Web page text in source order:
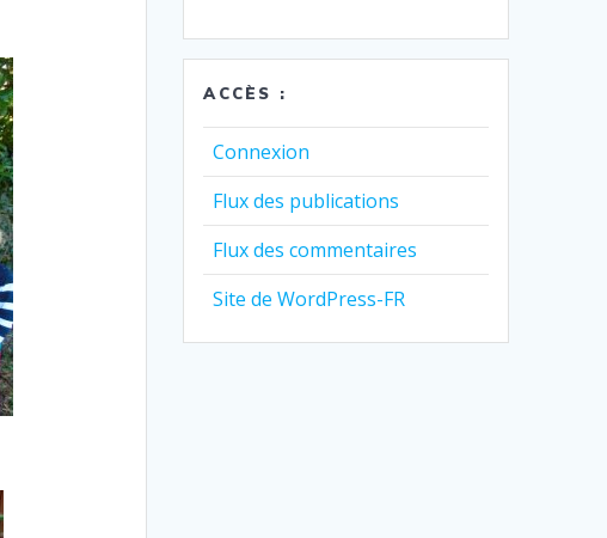
ACCÈS :
Connexion
Flux des publications
Flux des commentaires
Site de WordPress-FR